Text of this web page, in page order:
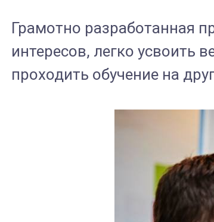
Грамотно разработанная
интересов, легко усвоить
проходить обучение на